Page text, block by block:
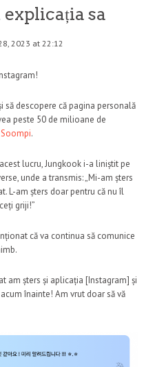
sa
2023 at 22:12
să descopere că pagina personală
peste 50 de milioane de
Soompi.
lucru, Jungkook i-a liniștit pe
unde a transmis: „Mi-am șters
L-am șters doar pentru că nu îl
griji!”
că va continua să comunice
am șters și aplicația [Instagram] și
înainte! Am vrut doar să vă